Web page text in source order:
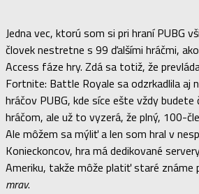
Jedna vec, ktorú som si pri hraní PUBG
človek nestretne s 99 ďalšími hráčmi,
Access fáze hry. Zdá sa totiž, že
Fortnite: Battle Royale sa odzrkadlila aj
hráčov PUBG, kde síce ešte vždy
hráčom, ale už to vyzerá, že plný, 100-
Ale môžem sa mýliť a len som hral v
Konieckoncov, hra má dedikované
Ameriku, takže môže platiť staré známe
mrav.